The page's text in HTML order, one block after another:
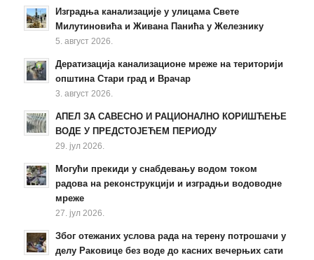
Изградња канализације у улицама Свете
Милутиновића и Живана Панића у Железнику
5. август 2026.
Дератизација канализационе мреже на територији
општина Стари град и Врачар
3. август 2026.
АПЕЛ ЗА САВЕСНО И РАЦИОНАЛНО КОРИШЋЕЊЕ
ВОДЕ У ПРЕДСТОЈЕЋЕМ ПЕРИОДУ
29. јул 2026.
Могући прекиди у снабдевању водом током
радова на реконструкцији и изградњи водоводне
мреже
27. јул 2026.
Због отежаних услова рада на терену потрошачи у
делу Раковице без воде до касних вечерњих сати